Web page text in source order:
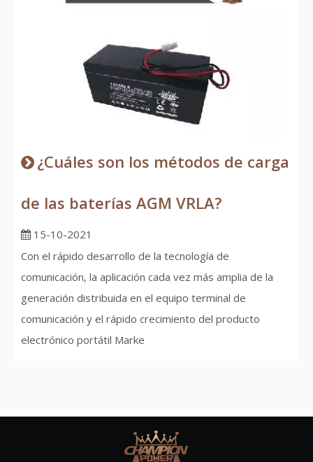
¿Cuáles son los métodos de carga
de las baterías AGM VRLA?
15-10-2021
Con el rápido desarrollo de la tecnología de
comunicación, la aplicación cada vez más amplia de la
generación distribuida en el equipo terminal de
comunicación y el rápido crecimiento del producto
electrónico portátil Marke